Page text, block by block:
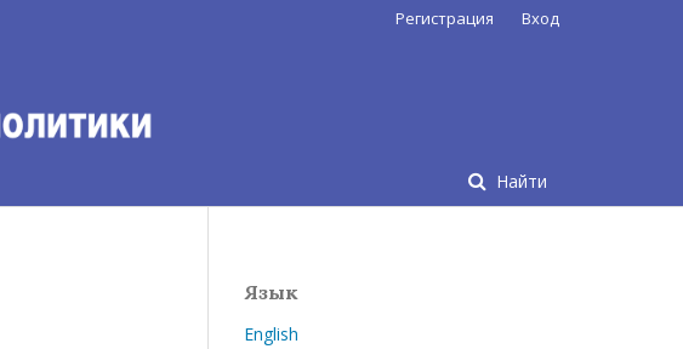
Найти
Регистрация Вход
Язык
English